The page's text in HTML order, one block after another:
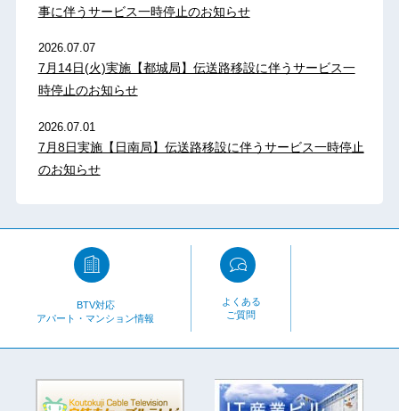
事に伴うサービス一時停止のお知らせ
2026.07.07
7月14日(火)実施【都城局】伝送路移設に伴うサービス一
時停止のお知らせ
2026.07.01
7月8日実施【日南局】伝送路移設に伴うサービス一時停止
のお知らせ
BTV対応
アパート・マンション情報
よくある
ご質問